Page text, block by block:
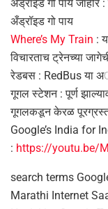
अँड्रॉइड गो पाय जाहीर
अँड्रॉइड गो पाय
Where’s My Train :
विचारताच ट्रेनच्या
रेडबस : RedBus या
गूगल स्टेशन : पूर्ण
गूगलकडून केरळ
Google’s India for
: https://youtu.be/
search terms
Marathi Internet